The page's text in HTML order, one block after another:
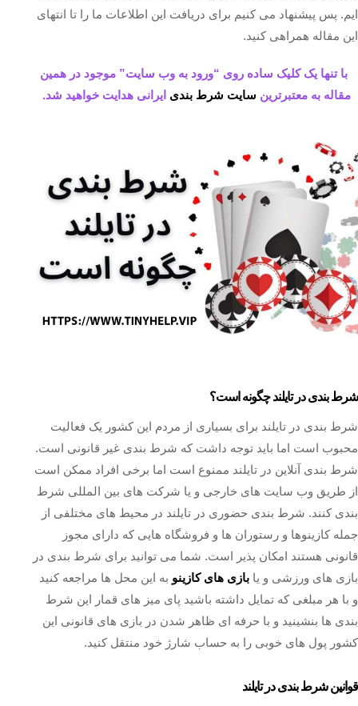
ایم. پس پیشنهاد می کنیم برای دریافت این اطلاعات ما را تا انتهای
این مقاله همراهی کنید.
با تنها یک کلیک ساده روی “ورود به وب سایت” موجود در همین
مقاله به معتبرترین سایت شرط بندی ایرانی هدایت خواهید شد.
شرط بندی در تایلند چگونه است؟
شرط بندی در تایلند برای بسیاری از مردم این کشور یک فعالیت
محبوب است اما باید توجه داشت که شرط بندی غیر قانونی است.
شرط بندی آنلاین در تایلند ممنوع است اما برخی افراد ممکن است
از طریق وب سایت های خارجی و یا شرکت های بین المللی شرط
بندی کنند. شرط بندی حضوری در تایلند در محیط های مختلفی از
جمله کازینوها و رستوران ها و فروشگاه هایی که دارای مجوز
قانونی هستند امکان پذیر است. شما می توانید برای شرط بندی در
بازی های ورزشی و یا بازی های کازینو به این محل ها مراجعه کنید
و با هر مبلغی که تمایل داشته باشید پای میز های قمار این شرط
بندی ها بنشینید و با حرفه ای ظاهر شدن در بازی های قانونی این
کشور پول های خوبی را به حساب شارژ خود منتقل کنید.
قوانین شرط بندی در تایلند